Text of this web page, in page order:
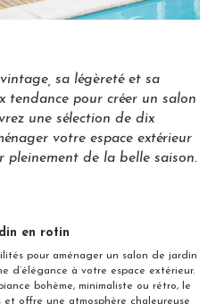
sa légèreté et sa
tendance pour créer un salon
une sélection de dix
votre espace extérieur
pleinement de la belle saison.
en rotin
pour aménager un salon de jardin
d’élégance à votre espace extérieur.
bohème, minimaliste ou rétro, le
et offre une atmosphère chaleureuse